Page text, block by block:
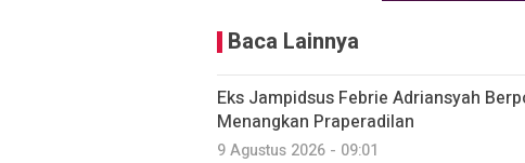
Baca Lainnya
Eks Jampidsus Febrie Adriansyah
Menangkan Praperadilan
9 Agustus 2026 - 09:01